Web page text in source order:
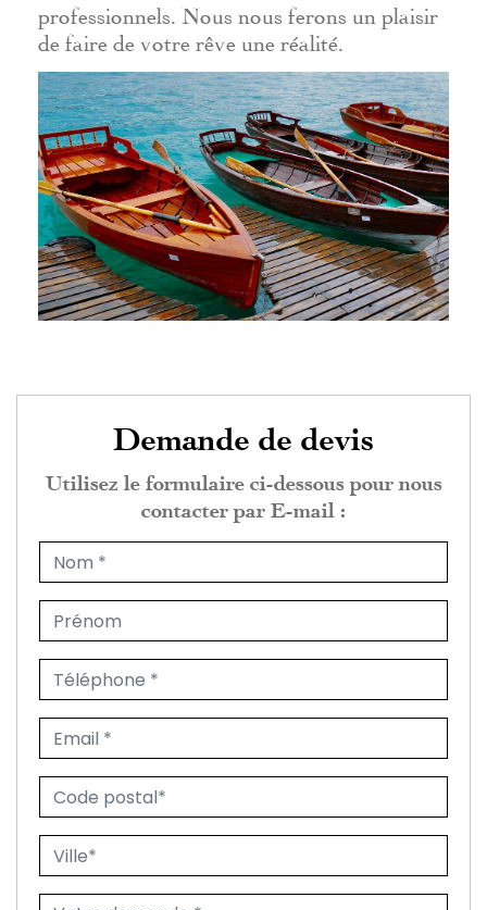
professionnels. Nous nous ferons un plaisir
de faire de votre rêve une réalité.
Demande de devis
Utilisez le formulaire ci-dessous pour nous
contacter par E-mail :